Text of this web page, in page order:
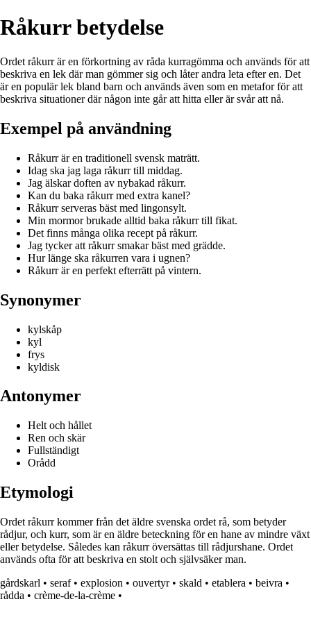
Råkurr betydelse
Ordet råkurr är en förkortning av råda kurragömma och används för att
beskriva en lek där man gömmer sig och låter andra leta efter en. Det
är en populär lek bland barn och används även som en metafor för att
beskriva situationer där någon inte går att hitta eller är svår att nå.
Exempel på användning
Råkurr är en traditionell svensk maträtt.
Idag ska jag laga råkurr till middag.
Jag älskar doften av nybakad råkurr.
Kan du baka råkurr med extra kanel?
Råkurr serveras bäst med lingonsylt.
Min mormor brukade alltid baka råkurr till fikat.
Det finns många olika recept på råkurr.
Jag tycker att råkurr smakar bäst med grädde.
Hur länge ska råkurren vara i ugnen?
Råkurr är en perfekt efterrätt på vintern.
Synonymer
kylskåp
kyl
frys
kyldisk
Antonymer
Helt och hållet
Ren och skär
Fullständigt
Orådd
Etymologi
Ordet råkurr kommer från det äldre svenska ordet rå, som betyder
rådjur, och kurr, som är en äldre beteckning för en hane av mindre växt
eller betydelse. Således kan råkurr översättas till rådjurshane. Ordet
används ofta för att beskriva en stolt och självsäker man.
gårdskarl • seraf• explosion • ouvertyr• skald • etablera • beivra •
rådda • crème-de-la-crème •